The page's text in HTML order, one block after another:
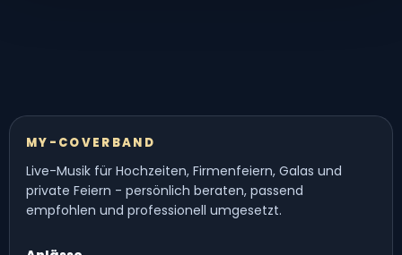
MY-COVERBAND
Live-Musik für Hochzeiten, Firmenfeiern, Galas und
private Feiern - persönlich beraten, passend
empfohlen und professionell umgesetzt.